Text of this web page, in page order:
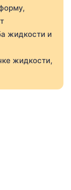
жидкости и
жидкости,